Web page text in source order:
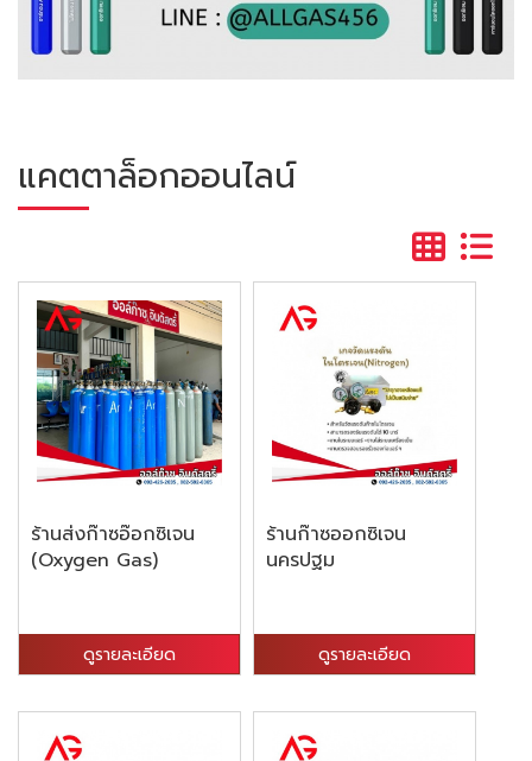
แคตตาล็อกออนไลน์
ร้านส่งก๊าซอ๊อกซิเจน
(Oxygen Gas)
ดูรายละเอียด
ร้านก๊าซออกซิเจน
นครปฐม
ดูรายละเอียด